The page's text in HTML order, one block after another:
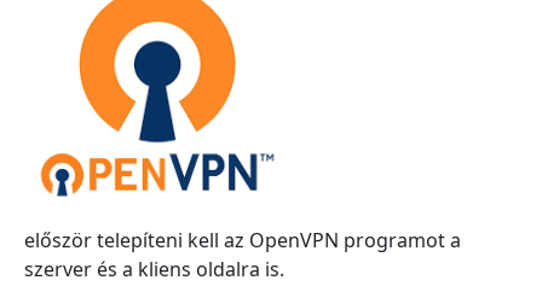
először telepíteni kell az OpenVPN programot a
szerver és a kliens oldalra is.